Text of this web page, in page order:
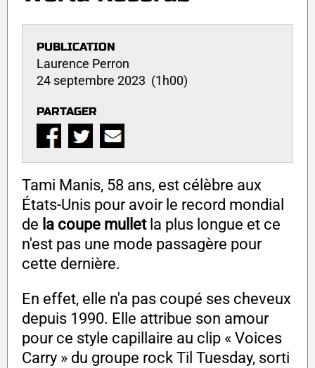
PUBLICATION
Laurence Perron
24 septembre 2023 (1h00)
PARTAGER
Tami Manis, 58 ans, est célèbre aux
États-Unis pour avoir le record mondial
de la coupe mulletla plus longue et ce
n'est pas une mode passagère pour
cette dernière.
En effet, elle n'a pas coupé ses cheveux
depuis 1990. Elle attribue son amour
pour ce style capillaire au clip « Voices
Carry » du groupe rock Til Tuesday, sorti